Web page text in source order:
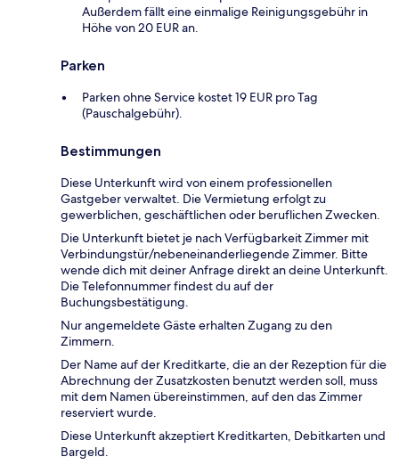
Außerdem fällt eine einmalige Reinigungsgebühr in
Höhe von 20 EUR an.
Parken
Parken ohne Service kostet 19 EUR pro Tag
(Pauschalgebühr).
Bestimmungen
Diese Unterkunft wird von einem professionellen
Gastgeber verwaltet. Die Vermietung erfolgt zu
gewerblichen, geschäftlichen oder beruflichen Zwecken.
Die Unterkunft bietet je nach Verfügbarkeit Zimmer mit
Verbindungstür/nebeneinanderliegende Zimmer. Bitte
wende dich mit deiner Anfrage direkt an deine Unterkunft.
Die Telefonnummer findest du auf der
Buchungsbestätigung.
Nur angemeldete Gäste erhalten Zugang zu den
Zimmern.
Der Name auf der Kreditkarte, die an der Rezeption für die
Abrechnung der Zusatzkosten benutzt werden soll, muss
mit dem Namen übereinstimmen, auf den das Zimmer
reserviert wurde.
Diese Unterkunft akzeptiert Kreditkarten, Debitkarten und
Bargeld.